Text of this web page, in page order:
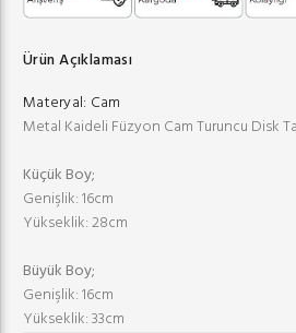
Ürün Açıklaması
Materyal: Cam
Metal Kaideli Füzyon Cam Turuncu Disk
Küçük Boy;
Genişlik: 16cm
Yükseklik: 28cm
Büyük Boy;
Genişlik: 16cm
Yükseklik: 33cm